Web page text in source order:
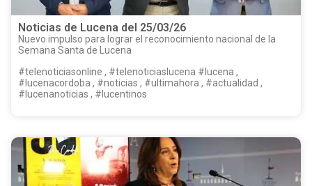
Noticias de Lucena del 25/03/26
Nuevo impulso para lograr el reconocimiento nacional de la
Semana Santa de Lucena
#telenoticiasonline , #telenoticiaslucena #lucena ,
#lucenacordoba , #noticias , #ultimahora , #actualidad ,
#lucenanoticias , #lucentinos